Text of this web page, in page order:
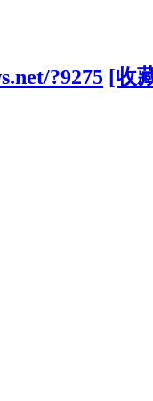
?9275 [收